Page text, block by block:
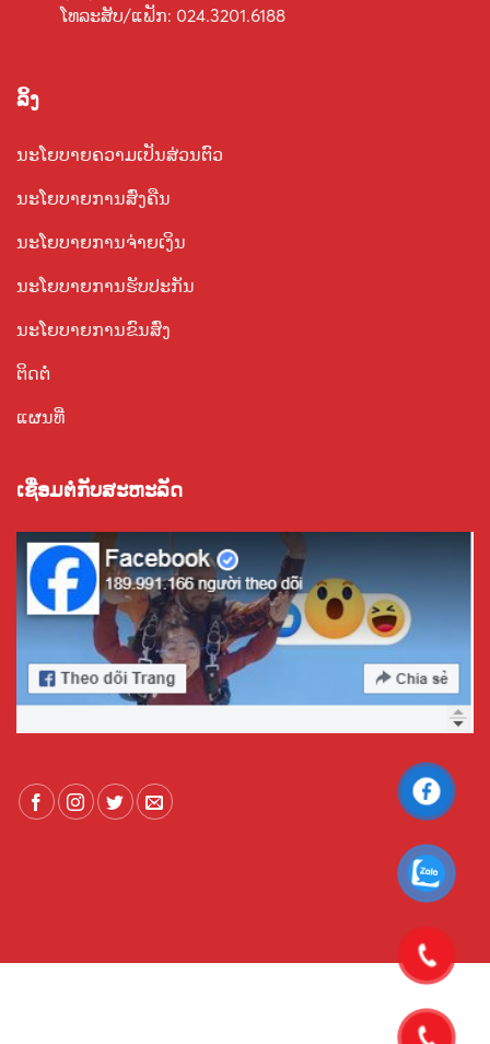
ໂທລະສັບ/ແຟັກ: 024.3201.6188
ລິ້ງ
ນະໂຍບາຍຄວາມເປັນສ່ວນຕົວ
ນະໂຍບາຍການສົ່ງຄືນ
ນະໂຍບາຍການຈ່າຍເງິນ
ນະໂຍບາຍການຮັບປະກັນ
ນະໂຍບາຍການຂົນສົ່ງ
ຕິດຕໍ່
ແຜນທີ່
ເຊື່ອມ​ຕໍ່​ກັບ​ສະ​ຫະ​ລັດ​